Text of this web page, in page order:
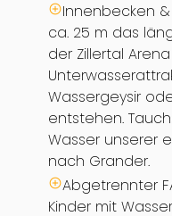
Innenbecken &
ca. 25 m das
der Zillertal
Wassergeysir
entstehen.
Wasser unserer
nach Grander.
Abgetrennter
Kinder mit